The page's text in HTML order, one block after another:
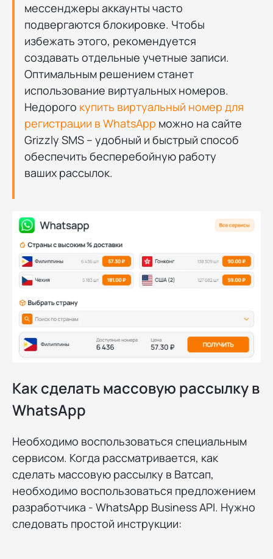
мессенджеры аккаунты часто
подвергаются блокировке. Чтобы
избежать этого, рекомендуется
создавать отдельные учетные записи.
Оптимальным решением станет
использование виртуальных номеров.
Недорого купить виртуальный номер для
регистрации в WhatsApp можно на сайте
Grizzly SMS – удобный и быстрый способ
обеспечить бесперебойную работу
ваших рассылок.
Как сделать массовую рассылку в
WhatsApp
Необходимо воспользоваться специальным
сервисом. Когда рассматривается, как
сделать массовую рассылку в Ватсап,
необходимо воспользоваться предложением
разработчика - WhatsApp Business API. Нужно
следовать простой инструкции: